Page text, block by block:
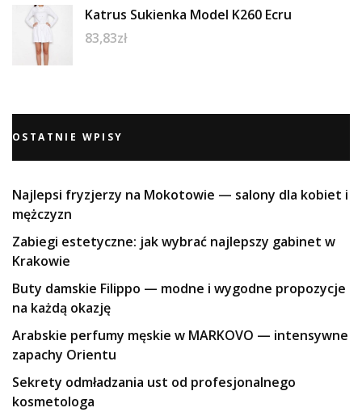
Katrus Sukienka Model K260 Ecru
83,83zł
OSTATNIE WPISY
Najlepsi fryzjerzy na Mokotowie — salony dla kobiet i
mężczyzn
Zabiegi estetyczne: jak wybrać najlepszy gabinet w
Krakowie
Buty damskie Filippo — modne i wygodne propozycje
na każdą okazję
Arabskie perfumy męskie w MARKOVO — intensywne
zapachy Orientu
Sekrety odmładzania ust od profesjonalnego
kosmetologa